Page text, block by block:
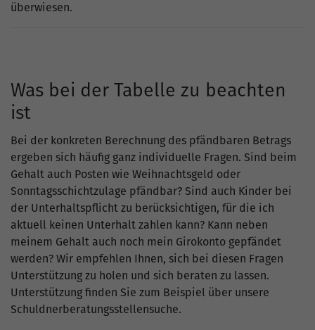
überwiesen.
Was bei der Tabelle zu beachten
ist
Bei der konkreten Berechnung des pfändbaren Betrags
ergeben sich häufig ganz individuelle Fragen. Sind beim
Gehalt auch Posten wie Weihnachtsgeld oder
Sonntagsschichtzulage pfändbar? Sind auch Kinder bei
der Unterhaltspflicht zu berücksichtigen, für die ich
aktuell keinen Unterhalt zahlen kann? Kann neben
meinem Gehalt auch noch mein Girokonto gepfändet
werden? Wir empfehlen Ihnen, sich bei diesen Fragen
Unterstützung zu holen und sich beraten zu lassen.
Unterstützung finden Sie zum Beispiel über unsere
Schuldnerberatungsstellensuche.